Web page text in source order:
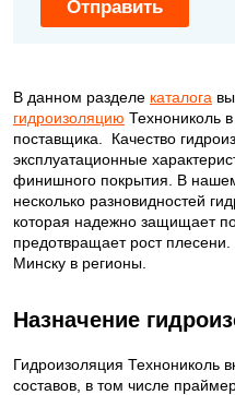
Отправить
В данном разделе каталога
гидроизоляцию Технониколь
поставщика. Качество
эксплуатационные
финишного покрытия. В
несколько разновидностей
которая надежно защищает
предотвращает рост
Минску в регионы.
Назначение
Гидроизоляция Технониколь
составов, в том числе